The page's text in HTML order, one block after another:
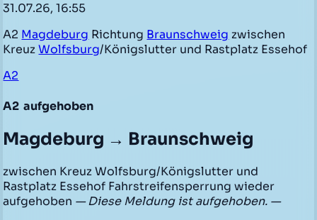
31.07.26, 16:55
A2 Magdeburg Richtung Braunschweig zwischen
KreuzWolfsburg/Königslutter und Rastplatz Essehof
A2
A2 aufgehoben
Magdeburg → Braunschweig
zwischen Kreuz Wolfsburg/Königslutter und
Rastplatz Essehof Fahrstreifensperrung wieder
aufgehoben — Diese Meldung ist aufgehoben. —